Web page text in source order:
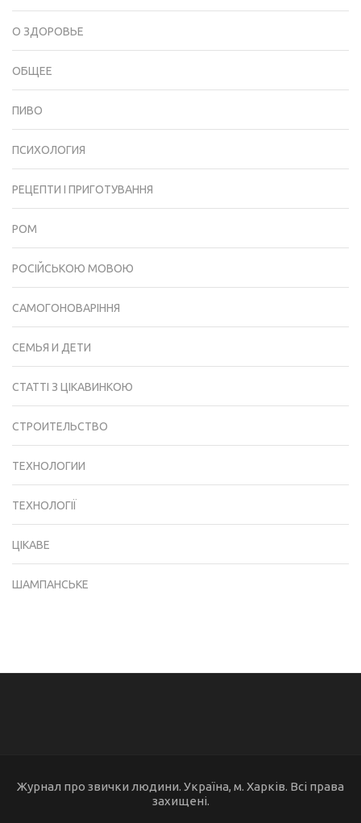
О ЗДОРОВЬЕ
ОБЩЕЕ
ПИВО
ПСИХОЛОГИЯ
РЕЦЕПТИ І ПРИГОТУВАННЯ
РОМ
РОСІЙСЬКОЮ МОВОЮ
САМОГОНОВАРІННЯ
СЕМЬЯ И ДЕТИ
СТАТТІ З ЦІКАВИНКОЮ
СТРОИТЕЛЬСТВО
ТЕХНОЛОГИИ
ТЕХНОЛОГІЇ
ЦІКАВЕ
ШАМПАНСЬКЕ
Журнал про звички людини. Україна, м. Харків. Всі права
захищені.